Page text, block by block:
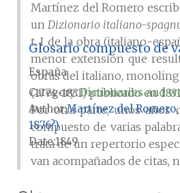
Martínez del Romero
unDizionario italiano-
t. I de la obra (italiano-
menor extensión que
obras del italiano,
(1774-1831) publicado en
Por otra parte, unos años
compuesto de varias
trata de un repertorio
van acompañados de citas,
Glosario compuesto de
España
Category:Dictionaries and
Author Martínez del Romero,
1876?)
Date1849